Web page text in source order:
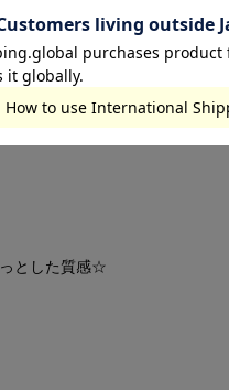
素材・サイズ
とした質感☆